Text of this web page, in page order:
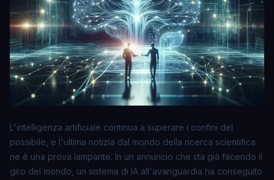
L'intelligenza artificiale continua a superare i confini del
possibile, e l'ultima notizia dal mondo della ricerca scientifica
ne è una prova lampante. In un annuncio che sta già facendo il
giro del mondo, un sistema di IA all'avanguardia ha conseguito